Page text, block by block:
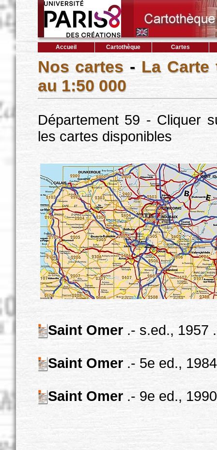
Accueil Cartothèque Cartes
Nos cartes - La Carte
au 1:50 000
Département 59 - Cliquer
les cartes disponibles
Saint Omer.- s.ed., 1957
Saint Omer.- 5e ed.,
Saint Omer.- 9e ed.,